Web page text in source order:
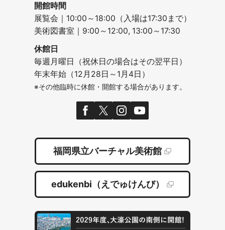
開館時間
展覧会｜10:00～18:00（入場は17:30まで）
美術図書室｜9:00～12:00, 13:00～17:30
休館日
毎週月曜日（祝休日の場合はその翌平日）
年末年始（12月28日～1月4日）
※その他臨時に休館・開館する場合があります。
福岡県立バーチャル美術館
edukenbi（えでゅけんび）